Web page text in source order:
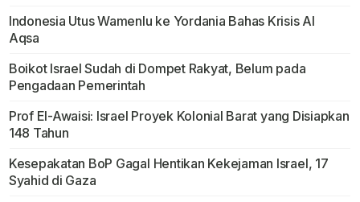
Indonesia Utus Wamenlu ke Yordania Bahas Krisis Al
Aqsa
Boikot Israel Sudah di Dompet Rakyat, Belum pada
Pengadaan Pemerintah
Prof El-Awaisi: Israel Proyek Kolonial Barat yang Disiapkan
148 Tahun
Kesepakatan BoP Gagal Hentikan Kekejaman Israel, 17
Syahid di Gaza